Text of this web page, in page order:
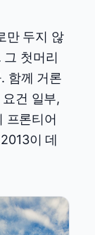
만 두지 않
첫머리
함께 거론
건 일부,
프론티어
이 데